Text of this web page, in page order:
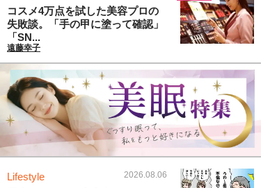
コスメ4万点を試した美容プロの
失敗談。「手の甲に塗って確認」
「SN...
遠藤幸子
Lifestyle 2026.08.06